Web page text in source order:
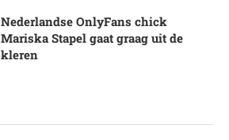
Nederlandse OnlyFans chick
Mariska Stapel gaat graag uit de
kleren